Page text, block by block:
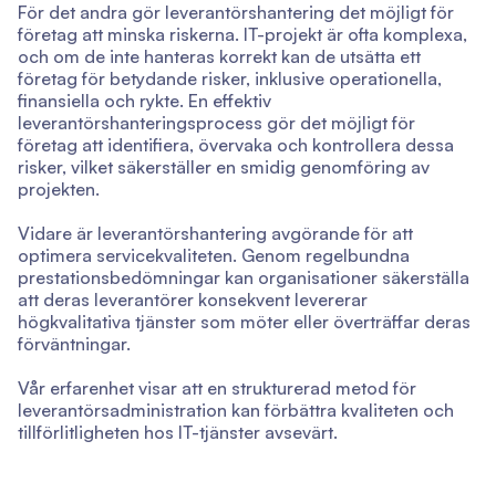
För det andra gör leverantörshantering det möjligt för
företag att minska riskerna. IT-projekt är ofta komplexa,
och om de inte hanteras korrekt kan de utsätta ett
företag för betydande risker, inklusive operationella,
finansiella och rykte. En effektiv
leverantörshanteringsprocess gör det möjligt för
företag att identifiera, övervaka och kontrollera dessa
risker, vilket säkerställer en smidig genomföring av
projekten.
Vidare är leverantörshantering avgörande för att
optimera servicekvaliteten. Genom regelbundna
prestationsbedömningar kan organisationer säkerställa
att deras leverantörer konsekvent levererar
högkvalitativa tjänster som möter eller överträffar deras
förväntningar.
Vår erfarenhet visar att en strukturerad metod för
leverantörsadministration kan förbättra kvaliteten och
tillförlitligheten hos IT-tjänster avsevärt.